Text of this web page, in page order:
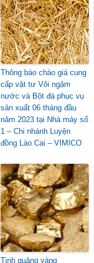
Thông báo chào giá cung
cấp vật tư Vôi ngậm
nước và Bột đá phục vụ
sản xuất 06 tháng đầu
năm 2023 tại Nhà máy số
1 – Chi nhánh Luyện
đồng Lào Cai – VIMICO
Tinh quặng vàng